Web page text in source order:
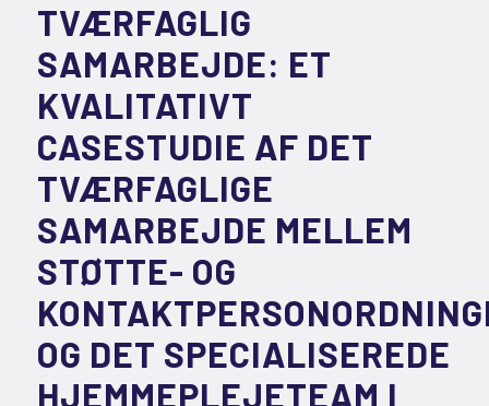
TVÆRFAGLIG
SAMARBEJDE: ET
KVALITATIVT
CASESTUDIE AF DET
TVÆRFAGLIGE
SAMARBEJDE MELLEM
STØTTE- OG
OG DET SPECIALISEREDE
HJEMMEPLEJETEAM I